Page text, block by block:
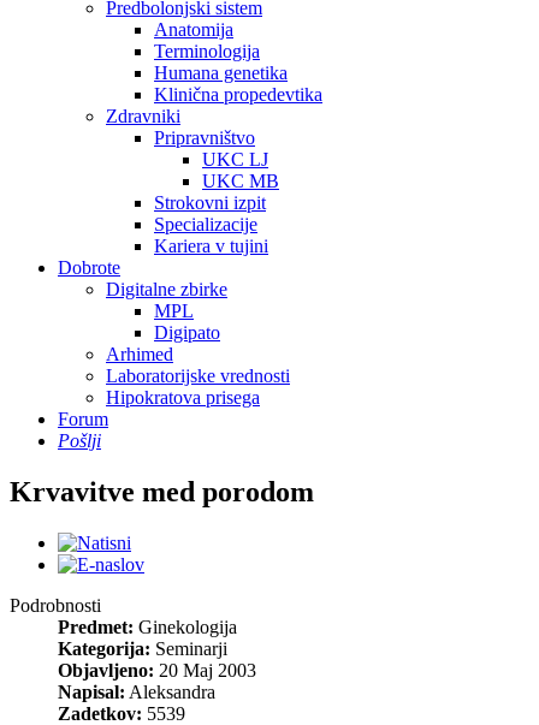
Predbolonjski sistem
Anatomija
Terminologija
Humana genetika
Klinična propedevtika
Zdravniki
Pripravništvo
UKC LJ
UKC MB
Strokovni izpit
Specializacije
Kariera v tujini
Dobrote
Digitalne zbirke
MPL
Digipato
Arhimed
Laboratorijske vrednosti
Hipokratova prisega
Forum
Pošlji
Krvavitve med porodom
Podrobnosti
Predmet: Ginekologija
Kategorija: Seminarji
Objavljeno: 20 Maj 2003
Napisal: Aleksandra
Zadetkov: 5539